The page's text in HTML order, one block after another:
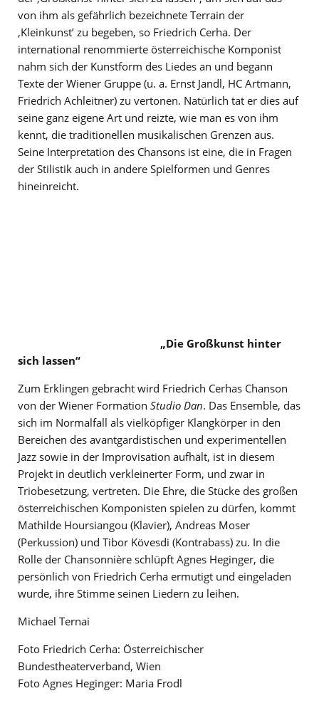
von ihm als gefährlich bezeichnete Terrain der
,Kleinkunst’ zu begeben, so Friedrich Cerha. Der
international renommierte österreichische Komponist
nahm sich der Kunstform des Liedes an und begann
Texte der Wiener Gruppe (u. a. Ernst Jandl, HC Artmann,
Friedrich Achleitner) zu vertonen. Natürlich tat er dies auf
seine ganz eigene Art und reizte, wie man es von ihm
kennt, die traditionellen musikalischen Grenzen aus.
Seine Interpretation des Chansons ist eine, die in Fragen
der Stilistik auch in andere Spielformen und Genres
hineinreicht.
„Die Großkunst hinter
sich lassen“
Zum Erklingen gebracht wird Friedrich Cerhas Chanson
von der Wiener Formation Studio Dan. Das Ensemble, das
sich im Normalfall als vielköpfiger Klangkörper in den
Bereichen des avantgardistischen und experimentellen
Jazz sowie in der Improvisation aufhält, ist in diesem
Projekt in deutlich verkleinerter Form, und zwar in
Triobesetzung, vertreten. Die Ehre, die Stücke des großen
österreichischen Komponisten spielen zu dürfen, kommt
Mathilde Hoursiangou (Klavier), Andreas Moser
(Perkussion) und Tibor Kövesdi (Kontrabass) zu. In die
Rolle der Chansonnière schlüpft Agnes Heginger, die
persönlich von Friedrich Cerha ermutigt und eingeladen
wurde, ihre Stimme seinen Liedern zu leihen.
Michael Ternai
Foto Friedrich Cerha: Österreichischer
Bundestheaterverband, Wien
Foto Agnes Heginger: Maria Frodl